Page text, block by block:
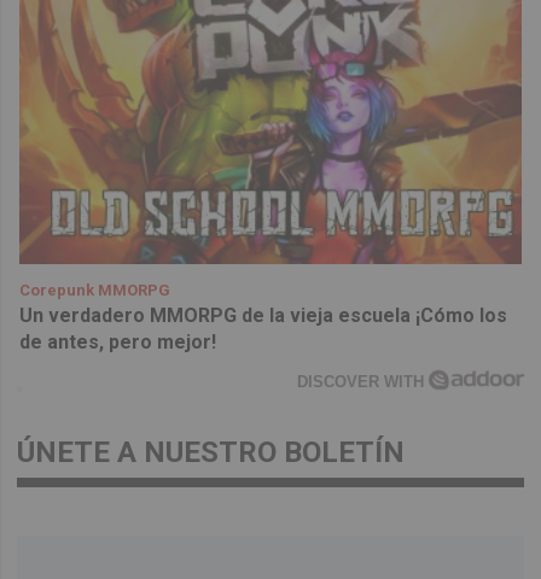
Corepunk MMORPG
Un verdadero MMORPG de la vieja escuela ¡Cómo los
de antes, pero mejor!
DISCOVER WITH
ÚNETE A NUESTRO BOLETÍN